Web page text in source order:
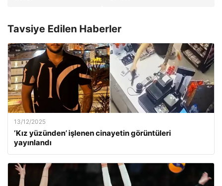
Tavsiye Edilen Haberler
13/12/2025
‘Kız yüzünden’ işlenen cinayetin görüntüleri
yayınlandı